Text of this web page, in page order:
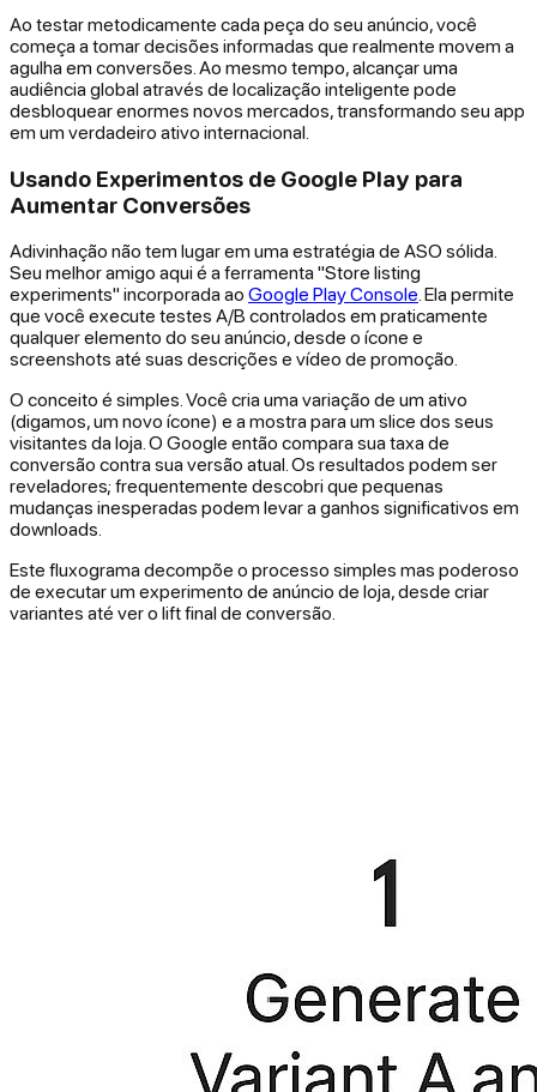
Ao testar metodicamente cada peça do seu anúncio, você
começa a tomar decisões informadas que realmente movem a
agulha em conversões. Ao mesmo tempo, alcançar uma
audiência global através de localização inteligente pode
desbloquear enormes novos mercados, transformando seu app
em um verdadeiro ativo internacional.
Usando Experimentos de Google Play para
Aumentar Conversões
Adivinhação não tem lugar em uma estratégia de ASO sólida.
Seu melhor amigo aqui é a ferramenta "Store listing
experiments" incorporada ao Google Play Console . Ela permite
que você execute testes A/B controlados em praticamente
qualquer elemento do seu anúncio, desde o ícone e
screenshots até suas descrições e vídeo de promoção.
O conceito é simples. Você cria uma variação de um ativo
(digamos, um novo ícone) e a mostra para um slice dos seus
visitantes da loja. O Google então compara sua taxa de
conversão contra sua versão atual. Os resultados podem ser
reveladores; frequentemente descobri que pequenas
mudanças inesperadas podem levar a ganhos significativos em
downloads.
Este fluxograma decompõe o processo simples mas poderoso
de executar um experimento de anúncio de loja, desde criar
variantes até ver o lift final de conversão.